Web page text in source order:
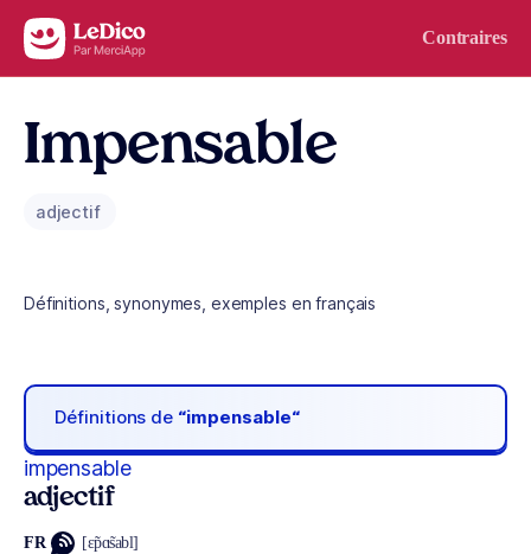
Aller au contenu Contraires
Impensable
adjectif
Définitions, synonymes, exemples en français
Définitions de “impensable“
impensable
adjectif
FR [ɛ̃pɑ̃sabl]